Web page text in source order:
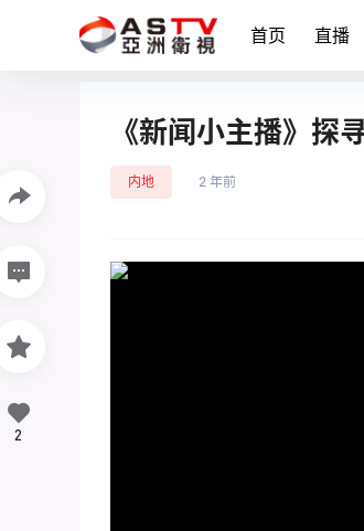
首页 直播
《新闻小主播》探
内地 2 年前
2